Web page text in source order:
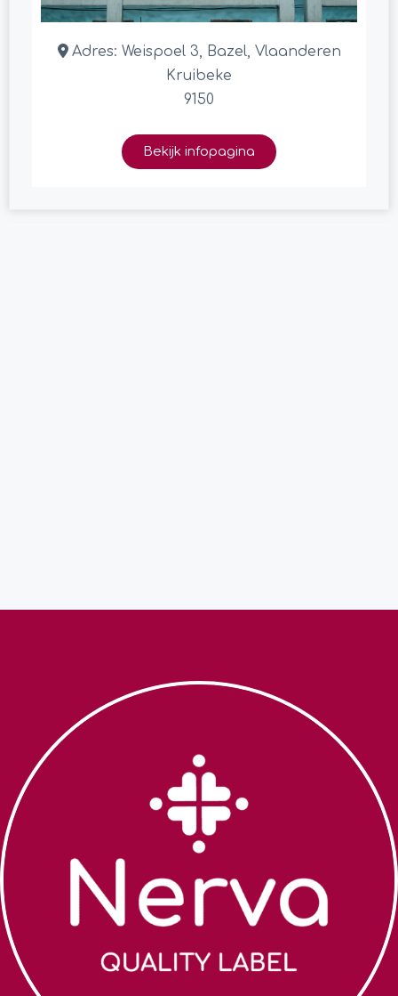
Adres: Weispoel 3, Bazel, Vlaanderen
Kruibeke
9150
Bekijk infopagina